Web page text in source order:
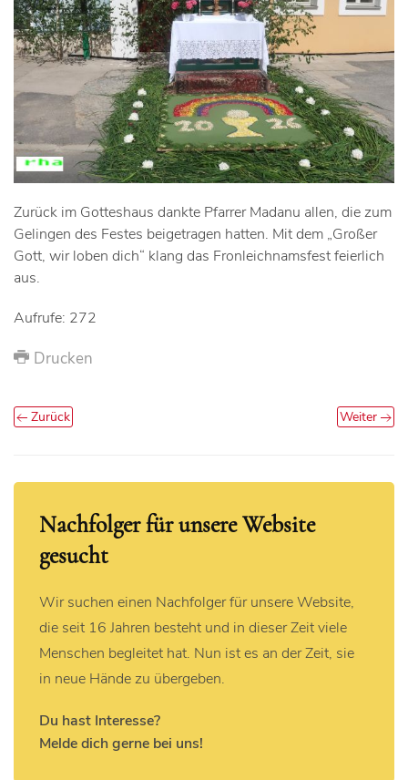
Zurück im Gotteshaus dankte Pfarrer Madanu allen, die zum
Gelingen des Festes beigetragen hatten. Mit dem „Großer
Gott, wir loben dich“ klang das Fronleichnamsfest feierlich
aus.
Aufrufe: 272
Drucken
Zurück Weiter
Nachfolger für unsere Website
gesucht
Wir suchen einen Nachfolger für unsere Website,
die seit 16 Jahren besteht und in dieser Zeit viele
Menschen begleitet hat. Nun ist es an der Zeit, sie
in neue Hände zu übergeben.
Du hast Interesse?
Melde dich gerne bei uns!